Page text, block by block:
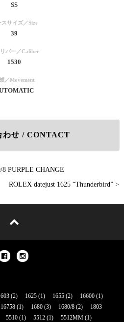
SS
スサイズ／Size
39
バー／Caliber
1530
／Movement
わせ / CONTACT
PURPLE CHANGE
ROLEX datejust 1625 “Thunderbird” >
(2) 1625 (1) 1655 (2) 16600 (1)
16758 (1) 1680 (3) 1680/8 (2)
1803
5510 (1) 5512 (1) 5512MM (1)